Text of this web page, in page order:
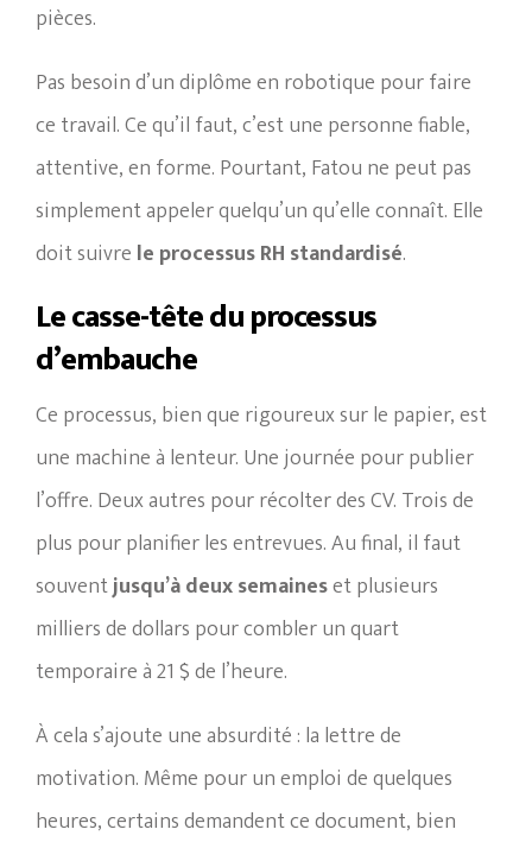
pièces.
Pas besoin d’un diplôme en robotique pour faire
ce travail. Ce qu’il faut, c’est une personne fiable,
attentive, en forme. Pourtant, Fatou ne peut pas
simplement appeler quelqu’un qu’elle connaît. Elle
doit suivre le processus RH standardisé.
Le casse-tête du processus
d’embauche
Ce processus, bien que rigoureux sur le papier, est
une machine à lenteur. Une journée pour publier
l’offre. Deux autres pour récolter des CV. Trois de
plus pour planifier les entrevues. Au final, il faut
souventjusqu’à deux semaineset plusieurs
milliers de dollars pour combler un quart
temporaire à 21 $ de l’heure.
À cela s’ajoute une absurdité : la lettre de
motivation. Même pour un emploi de quelques
heures, certains demandent ce document, bien